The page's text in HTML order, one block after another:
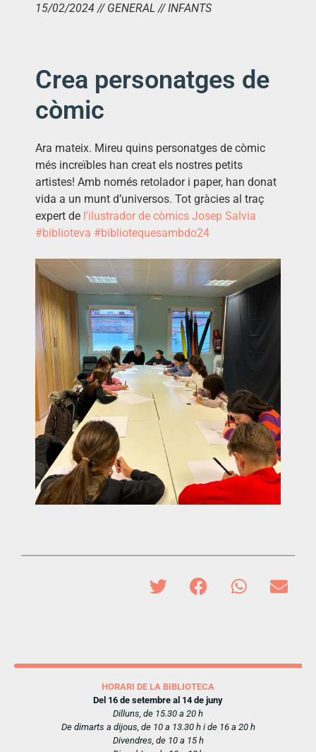
15/02/2024 // GENERAL // INFANTS
Crea personatges de
còmic
Ara mateix. Mireu quins personatges de còmic
més increïbles han creat els nostres petits
artistes! Amb només retolador i paper, han donat
vida a un munt d’universos. Tot gràcies al traç
expert de l'ilustrador de còmics Josep Salvia
#biblioteva #bibliotequesambdo24
HORARI DE LA BIBLIOTECA
Del 16 de setembre al 14 de juny
Dilluns, de 15.30 a 20 h
De dimarts a dijous, de 10 a 13.30 h i de 16 a 20 h
Divendres, de 10 a 15 h